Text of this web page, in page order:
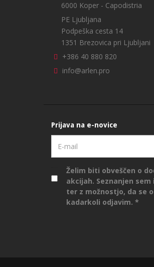
6000 Koper - Capodistria
PE Ljubljana
Podpeška cesta 14
1351 Brezovica pri Ljubljani
+386 40 880 820
info@arlen.pro
Prijava na e-novice
Želim biti obveščen o
akcijah. Seznanjen
ter z možnostjo, da se
kadarkoli odjavim.